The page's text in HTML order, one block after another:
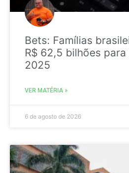
Bets: Famílias
R$ 62,5 bilhões
2025
VER MATÉRIA »
6 de agosto de 2026